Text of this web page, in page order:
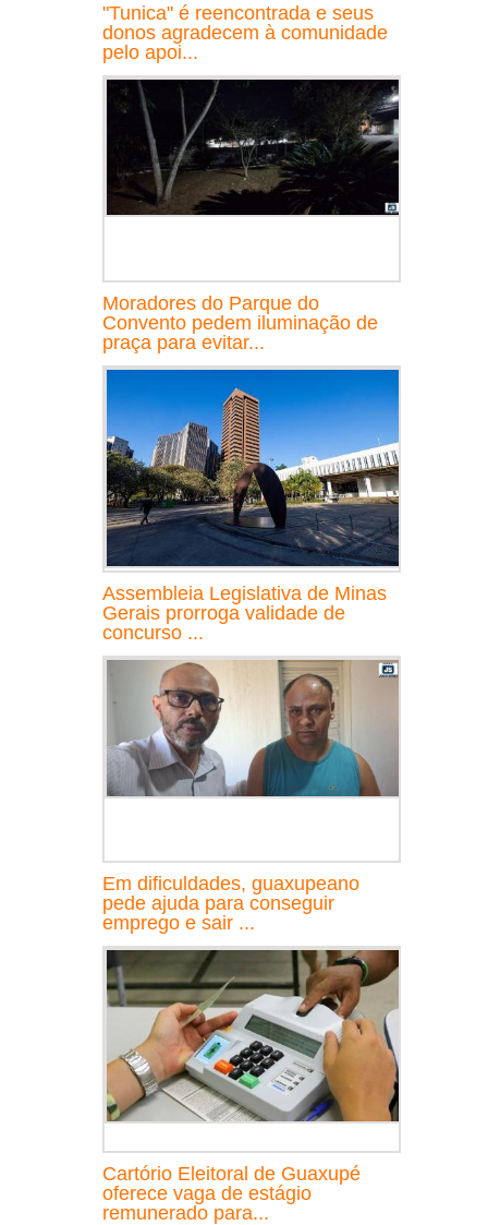
"Tunica" é reencontrada e seus
donos agradecem à comunidade
pelo apoi...
Moradores do Parque do
Convento pedem iluminação de
praça para evitar...
Assembleia Legislativa de Minas
Gerais prorroga validade de
concurso ...
Em dificuldades, guaxupeano
pede ajuda para conseguir
emprego e sair ...
Cartório Eleitoral de Guaxupé
oferece vaga de estágio
remunerado para...